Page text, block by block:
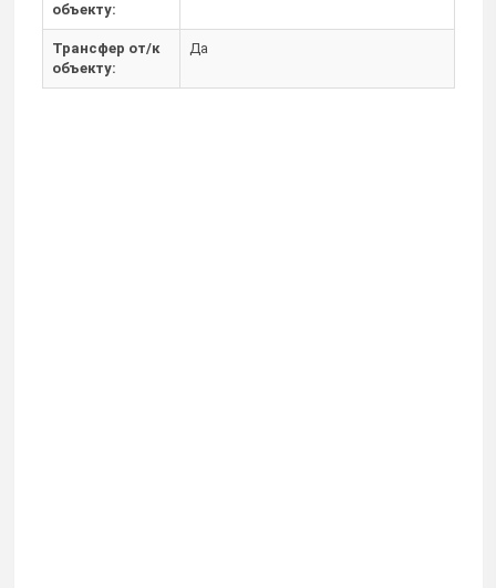
объекту:
Трансфер от/к
объекту:
Да